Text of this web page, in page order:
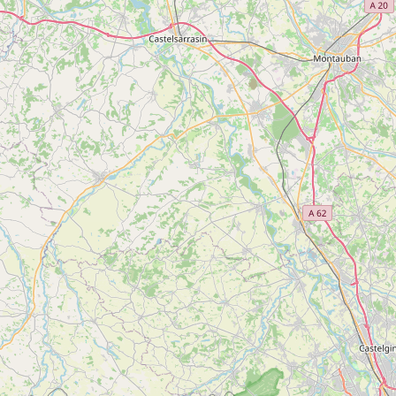
SAINTE-CROIX-VOLVESTRE
plus
5
Plan d’eau de Sainte-Croix-Volvestre
SAINTE-CROIX-VOLVESTRE
Voir
plus